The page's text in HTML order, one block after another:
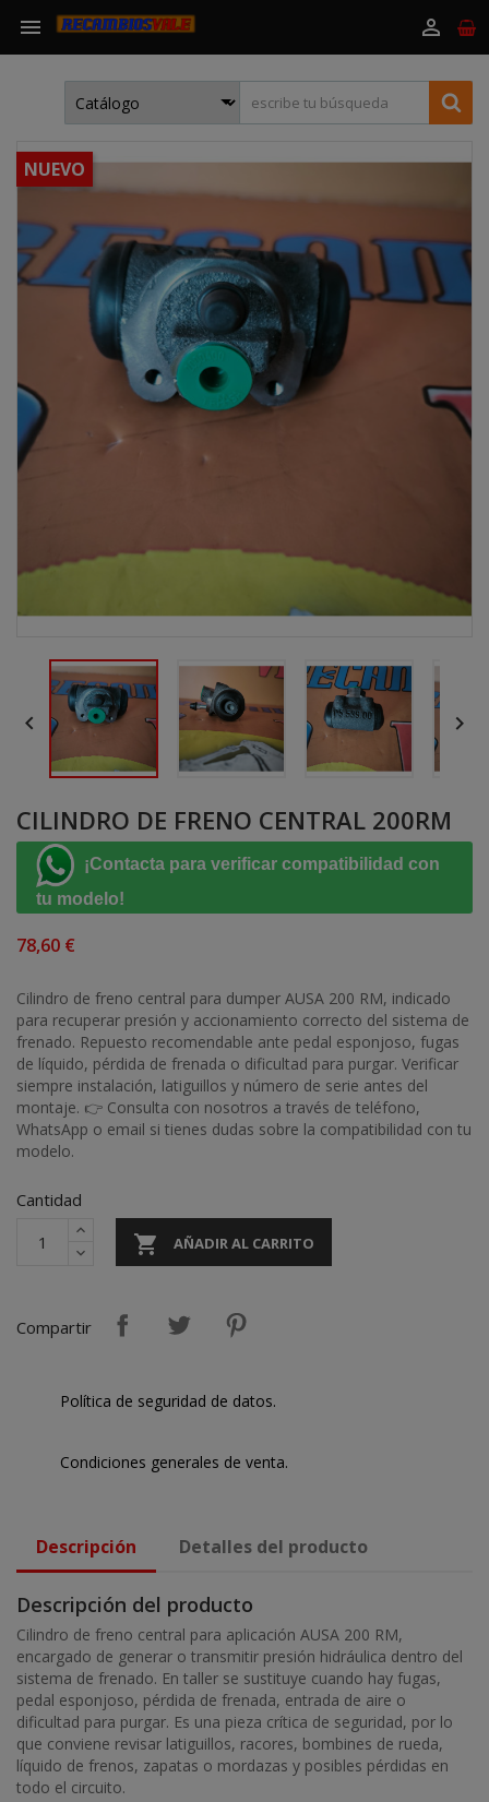
 
NUEVO
 
CILINDRO DE FRENO CENTRAL 200RM
¡Contacta para verificar compatibilidad con
tu modelo!
78,60 €
Cilindro de freno central para dumper AUSA 200 RM, indicado
para recuperar presión y accionamiento correcto del sistema de
frenado. Repuesto recomendable ante pedal esponjoso, fugas
de líquido, pérdida de frenada o dificultad para purgar. Verificar
siempre instalación, latiguillos y número de serie antes del
montaje. 👉 Consulta con nosotros a través de teléfono,
WhatsApp o email si tienes dudas sobre la compatibilidad con tu
modelo.
Cantidad
 AÑADIR AL CARRITO
Compartir
Política de seguridad de datos.
Condiciones generales de venta.
Descripción Detalles del producto
Descripción del producto
Cilindro de freno central para aplicación AUSA 200 RM,
encargado de generar o transmitir presión hidráulica dentro del
sistema de frenado. En taller se sustituye cuando hay fugas,
pedal esponjoso, pérdida de frenada, entrada de aire o
dificultad para purgar. Es una pieza crítica de seguridad, por lo
que conviene revisar latiguillos, racores, bombines de rueda,
líquido de frenos, zapatas o mordazas y posibles pérdidas en
todo el circuito.